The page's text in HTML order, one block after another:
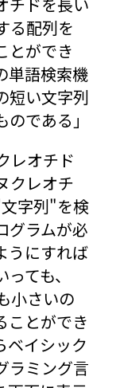
る配列を
とができ
単語検索機
短い文字列
である」
レオチド
クレオチ
字列"を検
グラムが必
うにすれば
ても、
小さいの
ことができ
ベイシック
ラミング言